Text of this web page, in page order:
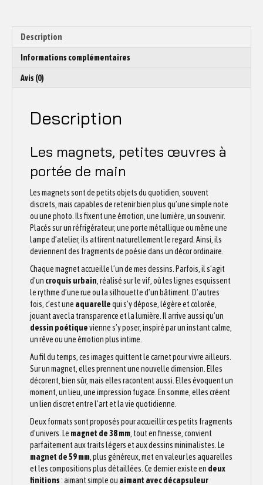
Description
Informations complémentaires
Avis (0)
Description
Les magnets, petites œuvres à
portée de main
Les magnets sont de petits objets du quotidien, souvent
discrets, mais capables de retenir bien plus qu’une simple note
ou une photo. Ils fixent une émotion, une lumière, un souvenir.
Placés sur un réfrigérateur, une porte métallique ou même une
lampe d’atelier, ils attirent naturellement le regard. Ainsi, ils
deviennent des fragments de poésie dans un décor ordinaire.
Chaque magnet accueille l’un de mes dessins. Parfois, il s’agit
d’un croquis urbain, réalisé sur le vif, où les lignes esquissent
le rythme d’une rue ou la silhouette d’un bâtiment. D’autres
fois, c’est une aquarellequi s’y dépose, légère et colorée,
jouant avec la transparence et la lumière. Il arrive aussi qu’un
dessin poétiquevienne s’y poser, inspiré par un instant calme,
un rêve ou une émotion plus intime.
Au fil du temps, ces images quittent le carnet pour vivre ailleurs.
Sur un magnet, elles prennent une nouvelle dimension. Elles
décorent, bien sûr, mais elles racontent aussi. Elles évoquent un
moment, un lieu, une impression fugace. En somme, elles créent
un lien discret entre l’art et la vie quotidienne.
Deux formats sont proposés pour accueillir ces petits fragments
d’univers. Le magnet de 38 mm, tout en finesse, convient
parfaitement aux traits légers et aux dessins minimalistes. Le
magnet de 59 mm, plus généreux, met en valeur les aquarelles
et les compositions plus détaillées. Ce dernier existe en deux
finitions: aimant simple ou aimant avec décapsuleur